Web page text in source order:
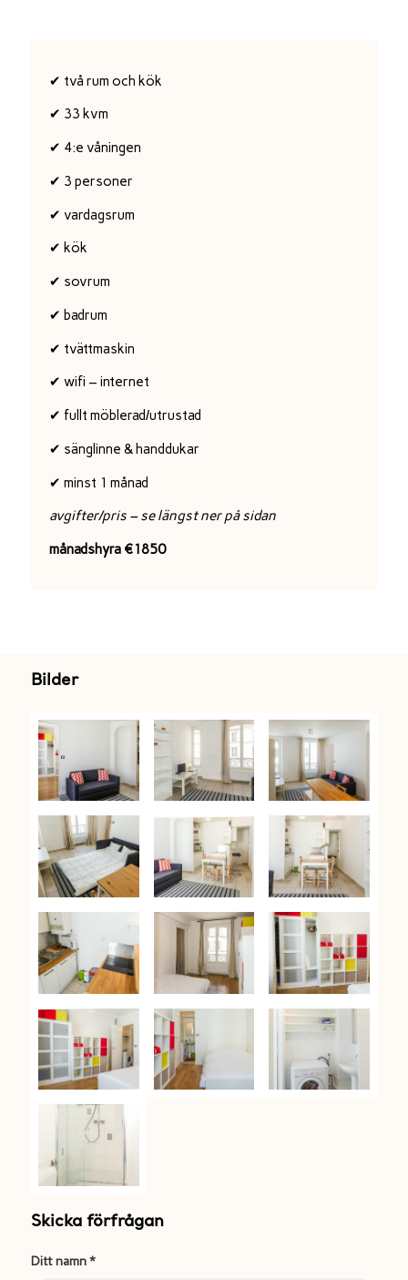
✔ två rum och kök
✔ 33 kvm
✔ 4:e våningen
✔ 3 personer
✔ vardagsrum
✔ kök
✔ sovrum
✔ badrum
✔ tvättmaskin
✔ wifi – internet
✔ fullt möblerad/utrustad
✔ sänglinne & handdukar
✔ minst 1 månad
avgifter/pris – se längst ner på sidan
månadshyra €1850
Bilder
Skicka förfrågan
Ditt namn*